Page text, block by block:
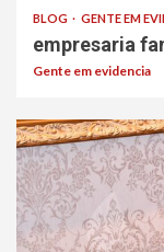
BLOG GENTE EM
empresaria
Gente em evidencia